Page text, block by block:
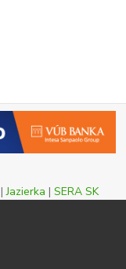
|Jazierka | SERA SK